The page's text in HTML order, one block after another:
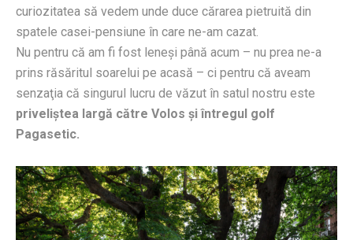
curiozitatea să vedem unde duce cărarea pietruită din
spatele casei-pensiune în care ne-am cazat.
Nu pentru că am fi fost leneşi până acum – nu prea ne-a
prins răsăritul soarelui pe acasă – ci pentru că aveam
senzaţia că singurul lucru de văzut în satul nostru este
priveliştea largă către Volos şi întregul golf
Pagasetic.